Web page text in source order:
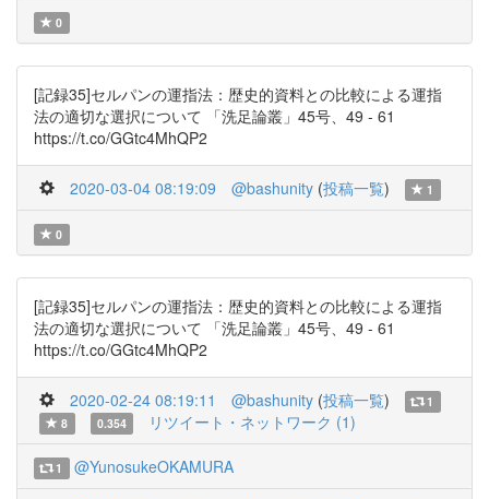
0
[記録35]セルパンの運指法：歴史的資料との比較による運指
法の適切な選択について 「洗足論叢」45号、49 - 61
https://t.co/GGtc4MhQP2
2020-03-04 08:19:09 @bashunity (投稿一覧) 1
0
[記録35]セルパンの運指法：歴史的資料との比較による運指
法の適切な選択について 「洗足論叢」45号、49 - 61
https://t.co/GGtc4MhQP2
2020-02-24 08:19:11 @bashunity (投稿一覧)
1
8
0.354 リツイート・ネットワーク (1)
1 @YunosukeOKAMURA